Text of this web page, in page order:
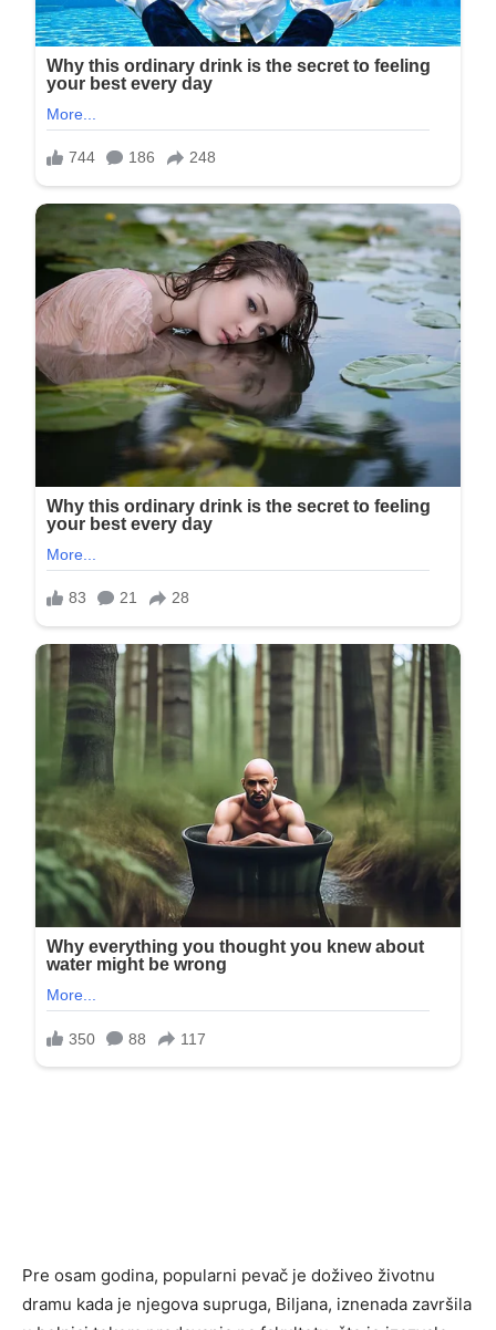
Pre osam godina, popularni pevač je doživeo životnu
dramu kada je njegova supruga, Biljana, iznenada završila